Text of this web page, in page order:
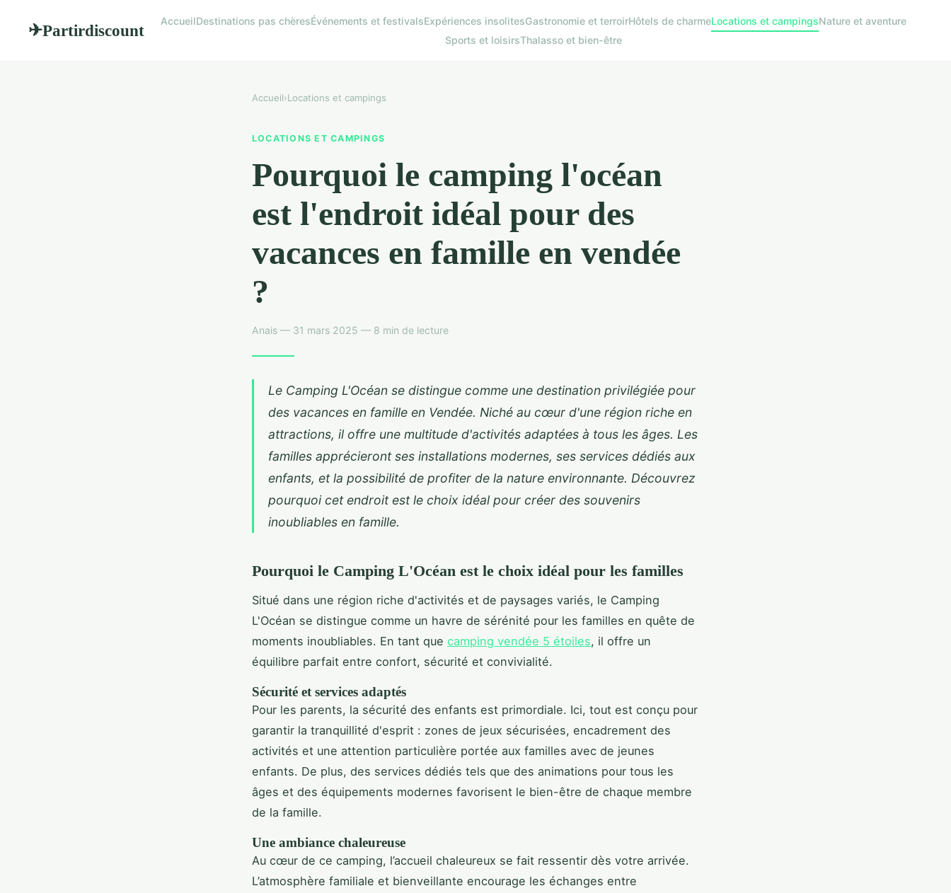
✈Partirdiscount AccueilDestinations pas chèresÉvénements et festivalsExpériences insolitesGastronomie et terroirHôtels de charmeLocations et campingsNature et aventure
Sports et loisirsThalasso et bien-être
Accueil›Locations et campings
LOCATIONS ET CAMPINGS
Pourquoi le camping l'océan
est l'endroit idéal pour des
vacances en famille en vendée
?
Anais — 31 mars 2025 — 8 min de lecture
Le Camping L'Océan se distingue comme une destination privilégiée pour
des vacances en famille en Vendée. Niché au cœur d'une région riche en
attractions, il offre une multitude d'activités adaptées à tous les âges. Les
familles apprécieront ses installations modernes, ses services dédiés aux
enfants, et la possibilité de profiter de la nature environnante. Découvrez
pourquoi cet endroit est le choix idéal pour créer des souvenirs
inoubliables en famille.
Pourquoi le Camping L'Océan est le choix idéal pour les familles
Situé dans une région riche d'activités et de paysages variés, le Camping
L'Océan se distingue comme un havre de sérénité pour les familles en quête de
moments inoubliables. En tant que camping vendée 5 étoiles, il offre un
équilibre parfait entre confort, sécurité et convivialité.
Sécurité et services adaptés
Pour les parents, la sécurité des enfants est primordiale. Ici, tout est conçu pour
garantir la tranquillité d'esprit : zones de jeux sécurisées, encadrement des
activités et une attention particulière portée aux familles avec de jeunes
enfants. De plus, des services dédiés tels que des animations pour tous les
âges et des équipements modernes favorisent le bien-être de chaque membre
de la famille.
Une ambiance chaleureuse
Au cœur de ce camping, l’accueil chaleureux se fait ressentir dès votre arrivée.
L’atmosphère familiale et bienveillante encourage les échanges entre